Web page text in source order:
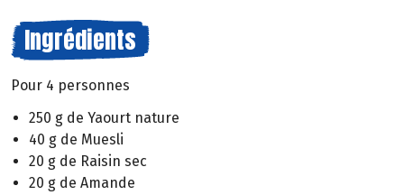
Ingrédients
Pour 4 personnes
250 g de Yaourt nature
40 g de Muesli
20 g de Raisin sec
20 g de Amande